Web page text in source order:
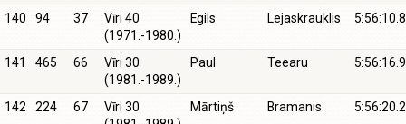
140 94 37
Vīri 40
(1971.-1980.)
Egils Lejaskrauklis 5:56:10.8
141 465 66
Vīri 30
(1981.-1989.)
Paul Teearu 5:56:16.9
142 224 67
Vīri 30
Mārtiņš Bramanis 5:56:20.2